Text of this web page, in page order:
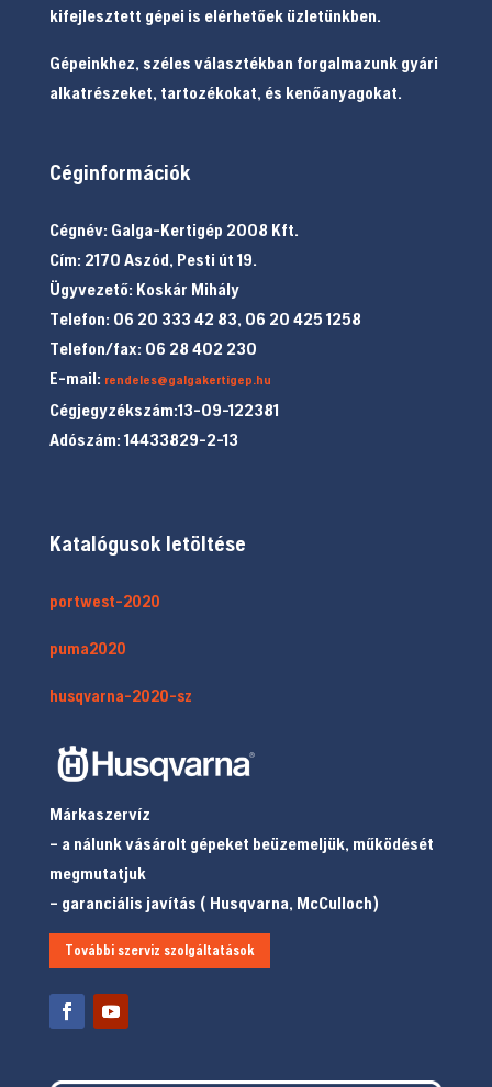
kifejlesztett gépei is elérhetőek üzletünkben.
Gépeinkhez, széles választékban forgalmazunk gyári
alkatrészeket, tartozékokat, és kenőanyagokat.
Céginformációk
Cégnév: Galga-Kertigép 2008 Kft.
Cím: 2170 Aszód, Pesti út 19.
Ügyvezető: Koskár Mihály
Telefon: 06 20 333 42 83, 06 20 425 1258
Telefon/fax: 06 28 402 230
E-mail: rendeles@galgakertigep.hu
Cégjegyzékszám:13-09-122381
Adószám: 14433829-2-13
Katalógusok letöltése
portwest-2020
puma2020
husqvarna-2020-sz
Márkaszervíz
– a nálunk vásárolt gépeket beüzemeljük, működését
megmutatjuk
– garanciális javítás ( Husqvarna, McCulloch)
További szerviz szolgáltatások